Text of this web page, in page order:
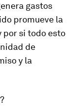
gastos
promueve la
por si todo esto
de
y la